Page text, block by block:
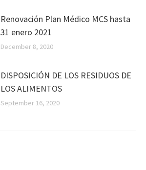
Renovación Plan Médico MCS hasta
31 enero 2021
December 8, 2020
DISPOSICIÓN DE LOS RESIDUOS DE
LOS ALIMENTOS
September 16, 2020